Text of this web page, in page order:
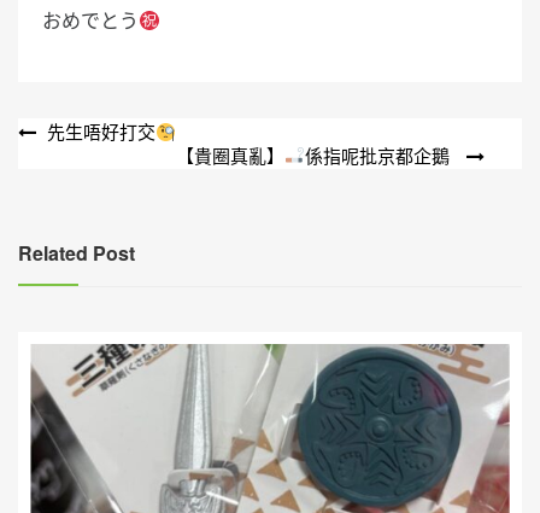
おめでとう
文
覽
先生唔好打交
【貴圈真亂】
係指呢批京都企鵝
Related Post